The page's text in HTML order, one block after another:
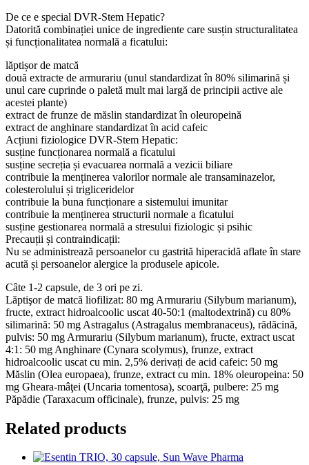
De ce e special DVR-Stem Hepatic?
Datorită combinației unice de ingrediente care susțin structuralitatea
și funcționalitatea normală a ficatului:
lăptișor de matcă
două extracte de armurariu (unul standardizat în 80% silimarină și
unul care cuprinde o paletă mult mai largă de principii active ale
acestei plante)
extract de frunze de măslin standardizat în oleuropeină
extract de anghinare standardizat în acid cafeic
Acțiuni fiziologice DVR-Stem Hepatic:
susține funcționarea normală a ficatului
susține secreția și evacuarea normală a vezicii biliare
contribuie la menținerea valorilor normale ale transaminazelor,
colesterolului și trigliceridelor
contribuie la buna funcționare a sistemului imunitar
contribuie la menținerea structurii normale a ficatului
susține gestionarea normală a stresului fiziologic și psihic
Precauții și contraindicații:
Nu se administrează persoanelor cu gastrită hiperacidă aflate în stare
acută și persoanelor alergice la produsele apicole.
Câte 1-2 capsule, de 3 ori pe zi.
Lăptişor de matcă liofilizat: 80 mg Armurariu (Silybum marianum),
fructe, extract hidroalcoolic uscat 40-50:1 (maltodextrină) cu 80%
silimarină: 50 mg Astragalus (Astragalus membranaceus), rădăcină,
pulvis: 50 mg Armurariu (Silybum marianum), fructe, extract uscat
4:1: 50 mg Anghinare (Cynara scolymus), frunze, extract
hidroalcoolic uscat cu min. 2,5% derivați de acid cafeic: 50 mg
Măslin (Olea europaea), frunze, extract cu min. 18% oleuropeina: 50
mg Gheara-mâţei (Uncaria tomentosa), scoarţă, pulbere: 25 mg
Păpădie (Taraxacum officinale), frunze, pulvis: 25 mg
Related products